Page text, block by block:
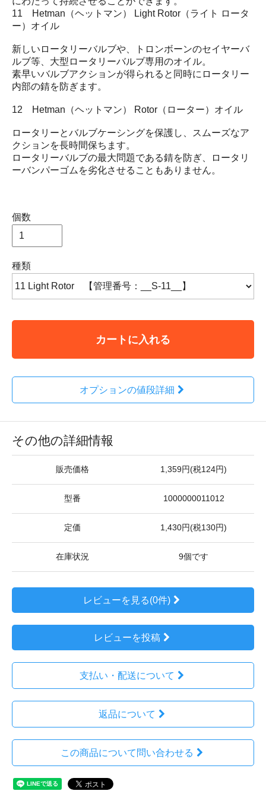
11 Hetman（ヘットマン） Light Rotor（ライト ロータ
ー）オイル
新しいロータリーバルブや、トロンボーンのセイヤーバ
ルブ等、大型ロータリーバルブ専用のオイル。
素早いバルブアクションが得られると同時にロータリー
内部の錆を防ぎます。
12 Hetman（ヘットマン） Rotor（ローター）オイル
ロータリーとバルブケーシングを保護し、スムーズなア
クションを長時間保ちます。
ロータリーバルブの最大問題である錆を防ぎ、ロータリ
ーバンパーゴムを劣化させることもありません。
個数
種類
カートに入れる
オプションの値段詳細
その他の詳細情報
販売価格 1,359円(税124円)
型番 1000000011012
定価 1,430円(税130円)
在庫状況 9個です
レビューを見る(0件)
レビューを投稿
支払い・配送について
返品について
この商品について問い合わせる